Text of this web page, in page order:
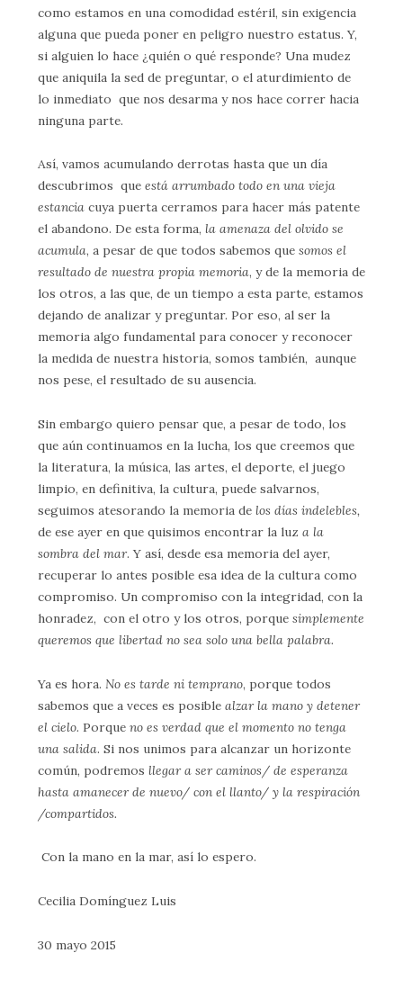
como estamos en una comodidad estéril, sin exigencia
alguna que pueda poner en peligro nuestro estatus. Y,
si alguien lo hace ¿quién o qué responde? Una mudez
que aniquila la sed de preguntar, o el aturdimiento de
lo inmediato que nos desarma y nos hace correr hacia
ninguna parte.
Así, vamos acumulando derrotas hasta que un día
descubrimos que está arrumbado todo en una vieja
estancia cuya puerta cerramos para hacer más patente
el abandono. De esta forma, la amenaza del olvido se
acumula, a pesar de que todos sabemos que somos el
resultado de nuestra propia memoria, y de la memoria de
los otros, a las que, de un tiempo a esta parte, estamos
dejando de analizar y preguntar. Por eso, al ser la
memoria algo fundamental para conocer y reconocer
la medida de nuestra historia, somos también, aunque
nos pese, el resultado de su ausencia.
Sin embargo quiero pensar que, a pesar de todo, los
que aún continuamos en la lucha, los que creemos que
la literatura, la música, las artes, el deporte, el juego
limpio, en definitiva, la cultura, puede salvarnos,
seguimos atesorando la memoria de los días indelebles,
de ese ayer en que quisimos encontrar la luz a la
sombra del mar. Y así, desde esa memoria del ayer,
recuperar lo antes posible esa idea de la cultura como
compromiso. Un compromiso con la integridad, con la
honradez, con el otro y los otros, porque simplemente
queremos que libertad no sea solo una bella palabra.
Ya es hora. No es tarde ni temprano, porque todos
sabemos que a veces es posible alzar la mano y detener
el cielo. Porque no es verdad que el momento no tenga
una salida. Si nos unimos para alcanzar un horizonte
común, podremos llegar a ser caminos/ de esperanza
hasta amanecer de nuevo/ con el llanto/ y la respiración
/compartidos.
Con la mano en la mar, así lo espero.
Cecilia Domínguez Luis
30 mayo 2015